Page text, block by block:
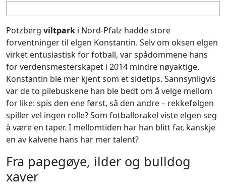
Potzberg viltpark i Nord-Pfalz hadde store
forventninger til elgen Konstantin. Selv om oksen elgen
virket entusiastisk for fotball, var spådommene hans
for verdensmesterskapet i 2014 mindre nøyaktige.
Konstantin ble mer kjent som et sidetips. Sannsynligvis
var de to pilebuskene han ble bedt om å velge mellom
for like: spis den ene først, så den andre – rekkefølgen
spiller vel ingen rolle? Som fotballorakel viste elgen seg
å være en taper. I mellomtiden har han blitt far, kanskje
en av kalvene hans har mer talent?
Fra papegøye, ilder og bulldog
xaver